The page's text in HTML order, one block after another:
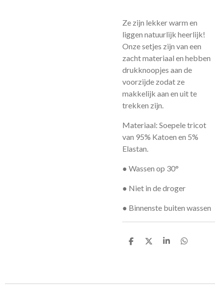
Ze zijn lekker warm en
liggen natuurlijk heerlijk!
Onze setjes zijn van een
zacht materiaal en hebben
drukknoopjes aan de
voorzijde zodat ze
makkelijk aan en uit te
trekken zijn.
Materiaal: Soepele tricot
van 95% Katoen en 5%
Elastan.
● Wassen op 30°
● Niet in de droger
● Binnenste buiten wassen
D
D
S
D